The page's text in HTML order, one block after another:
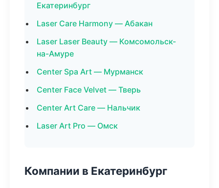
Екатеринбург
Laser Care Harmony — Абакан
Laser Laser Beauty — Комсомольск-
на-Амуре
Center Spa Art — Мурманск
Center Face Velvet — Тверь
Center Art Care — Нальчик
Laser Art Pro — Омск
Компании в Екатеринбург